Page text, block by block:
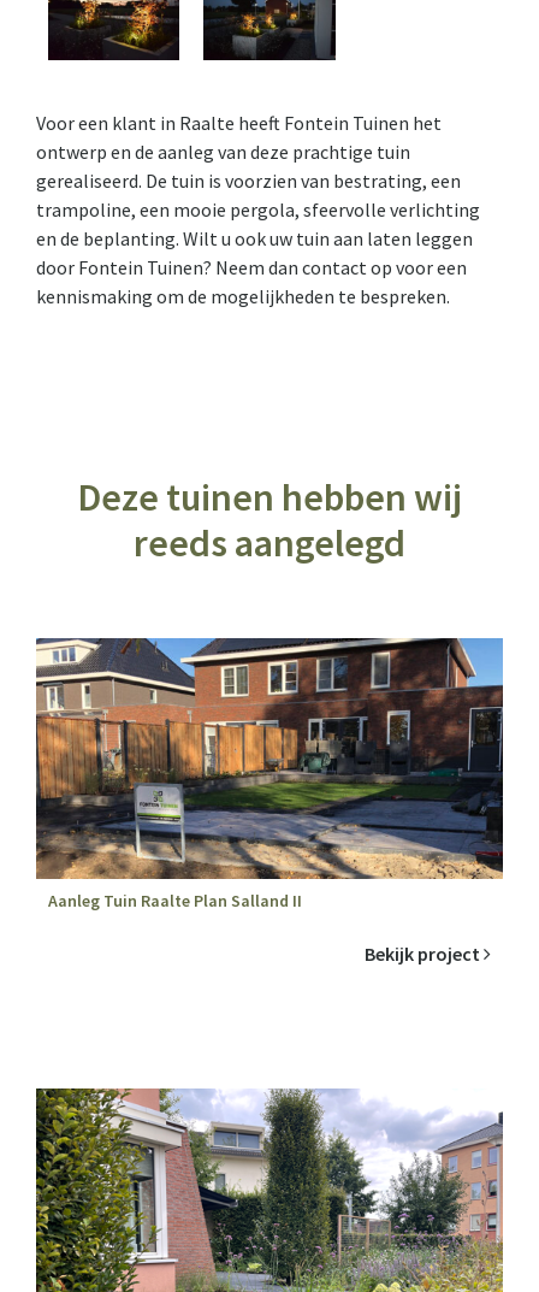
Voor een klant in Raalte heeft Fontein Tuinen het
ontwerp en de aanleg van deze prachtige tuin
gerealiseerd. De tuin is voorzien van bestrating, een
trampoline, een mooie pergola, sfeervolle verlichting
en de beplanting. Wilt u ook uw tuin aan laten leggen
door Fontein Tuinen? Neem dan contact op voor een
kennismaking om de mogelijkheden te bespreken.
Deze tuinen hebben wij
reeds aangelegd
Aanleg Tuin Raalte Plan Salland II
Bekijk project